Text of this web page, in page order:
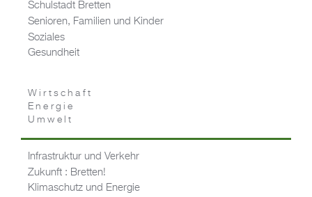
Schulstadt Bretten
Senioren, Familien und Kinder
Soziales
Gesundheit
Wirtschaft
Energie
Umwelt
Infrastruktur und Verkehr
Zukunft : Bretten!
Klimaschutz und Energie